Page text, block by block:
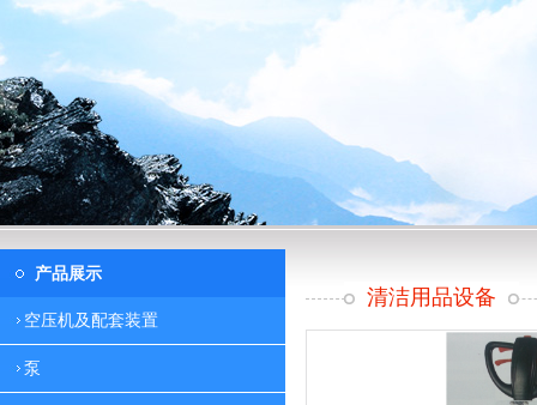
产品展示
空压机及配套装置
泵
清洁用品设备